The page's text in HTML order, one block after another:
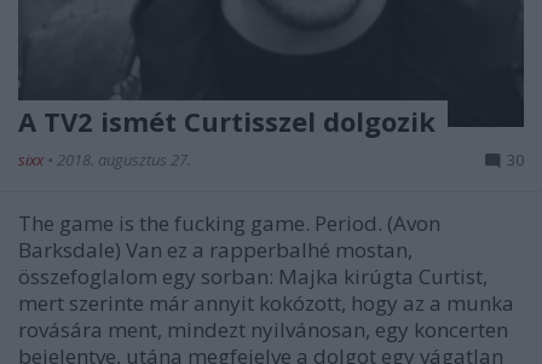
A TV2 ismét Curtisszel dolgozik
sixx • 2018. augusztus 27. 30
The game is the fucking game. Period. (Avon
Barksdale) Van ez a rapperbalhé mostan,
összefoglalom egy sorban: Majka kirúgta Curtist,
mert szerinte már annyit kokózott, hogy az a munka
rovására ment, mindezt nyilvánosan, egy koncerten
bejelentve, utána megfejelve a dolgot egy vágatlan